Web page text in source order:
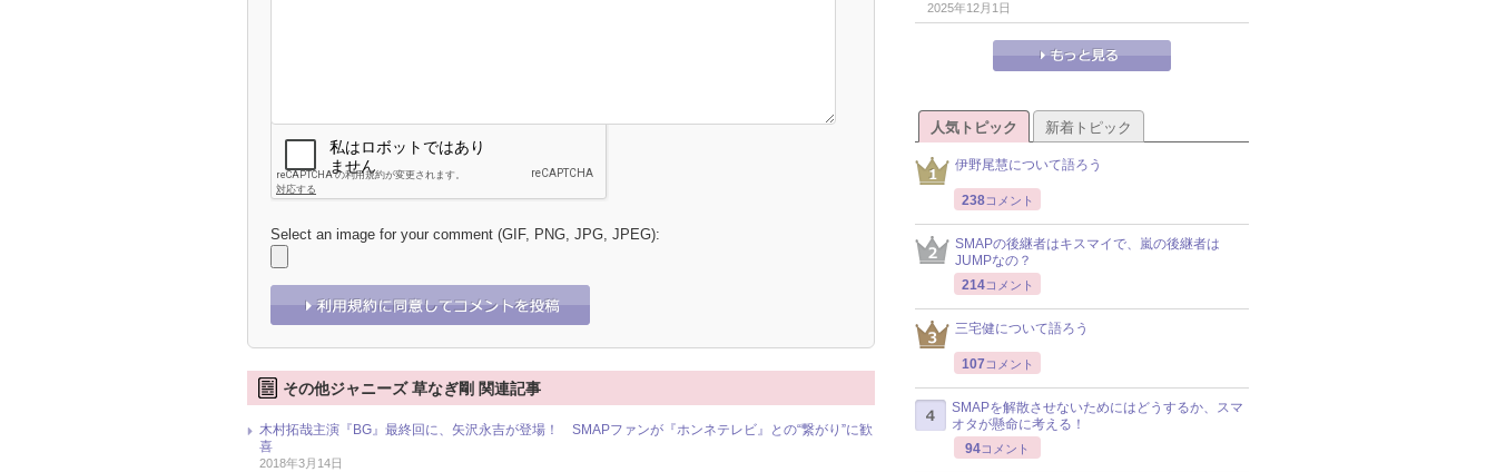
Select an image for your comment (GIF, PNG, JPG, JPEG):
その他ジャニーズ 草なぎ剛 関連記事
木村拓哉主演『BG』最終回に、矢沢永吉が登場！ SMAPファンが『ホンネテレビ』との“繋がり”に歓
喜
2018年3月14日
2025年12月1日
人気トピック 新着トピック
伊野尾慧について語ろう
238コメント
SMAPの後継者はキスマイで、嵐の後継者は
JUMPなの？
214コメント
三宅健について語ろう
107 コメント
SMAPを解散させないためにはどうするか、スマ
オタが懸命に考える！
94コメント